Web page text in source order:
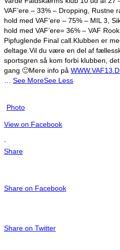
VAF’ere – 33% – Dropping, Rustne
hold med VAF’ere – 75% – MIL 3,
hold med VAF’ere= 36% – VAF
Pipfuglende Final call. Klubben er
deltage. Vil du være en del af
sportsgren så kom forbi klubben,
gang 🙂Mere info på
See MoreSee Less
Photo
View on Facebook
·
Share
Share on Facebook
Share on Twitter